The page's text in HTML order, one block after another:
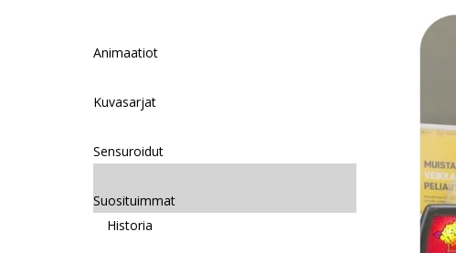
Animaatiot
Kuvasarjat
Sensuroidut
Suosituimmat
Historia